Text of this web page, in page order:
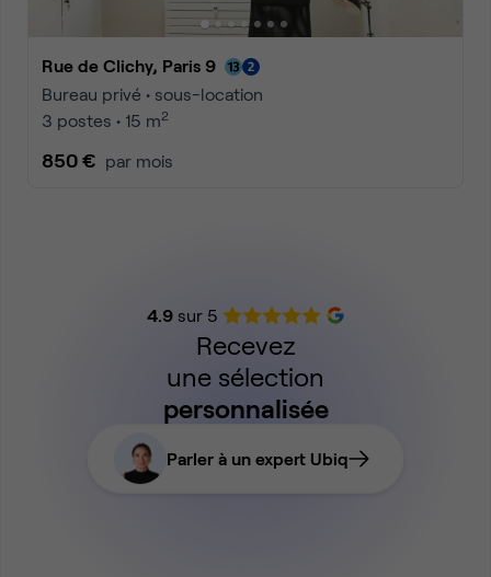
Rue de Clichy, Paris 9
Bureau privé • sous-location
3 postes • 15 m2
850 € par mois
4.9sur 5
Recevez
une sélection
personnalisée
Parler à un expert Ubiq